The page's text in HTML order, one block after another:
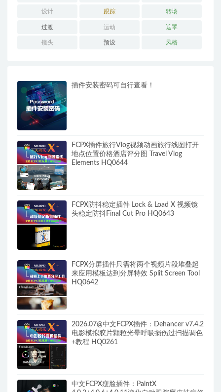
设计 跟踪 转场
过渡 运动 遮罩
镜头 预设 风格
插件安装密码可自行查看！
FCPX插件旅行Vlog视频动画旅行线图打开
地点位置价格酒店评分图 Travel Vlog
Elements HQ0644
FCPX防抖稳定插件 Lock & Load X 视频镜
头稳定防抖Final Cut Pro HQ0643
FCPX分屏插件只需将两个视频片段堆叠起
来应用模板达到分屏特效 Split Screen Tool
HQ0642
2026.07@中文FCPX插件：Dehancer v7.4.2
电影模拟胶片颗粒光晕呼吸损伤过扫描调色
+教程 HQ0261
中文FCPX瘦脸插件：PaintX